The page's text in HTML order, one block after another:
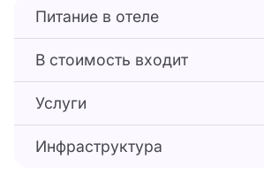
представляет собой огромный
пицундской сосны с кипарисами,
эвкалиптами, лаврами, а также
В огороженном парке
4-этажного и 10-этажного
соединенных переходами,
№3 и 1-этажных бревенчатых
Питание в отеле
В стоимость входит
Услуги
Инфраструктура